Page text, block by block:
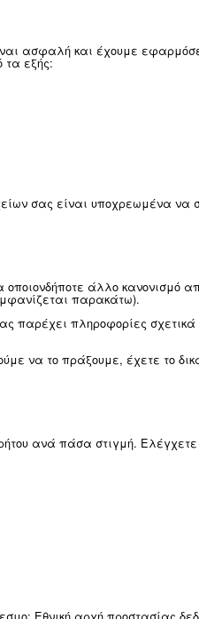
διαστήματα
σε
δικαιολογημένη,
Η
μορφή
δηλαδή η
σε
προηγουμένως
σε επεξεργασία
τον έλεγχό μας από τα